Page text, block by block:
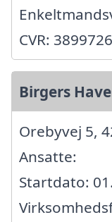
CVR:
Birgers
Orebyvej 5,
Ansatte:
Startdato: